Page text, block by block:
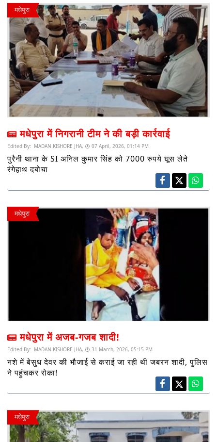
मधेपुरा
मधेपुरा में निगरानी टीम ने की बड़ी कार्रवाई
Edited By: MADAN KISHORE JHA, 07 April, 2026, 01:14 PM
पुरैनी थाना के SI अनिल कुमार सिंह को 7000 रुपये घूस लेते
रंगेहाथ दबोचा
मधेपुरा
मधेपुरा में अजब-गजब शादी!
Edited By: MADAN KISHORE JHA, 31 March, 2026, 05:15 PM
नशे में बेसुध देवर की भौजाई से कराई जा रही थी जबरन शादी, पुलिस
ने पहुंचकर रोका!
मधेपुरा